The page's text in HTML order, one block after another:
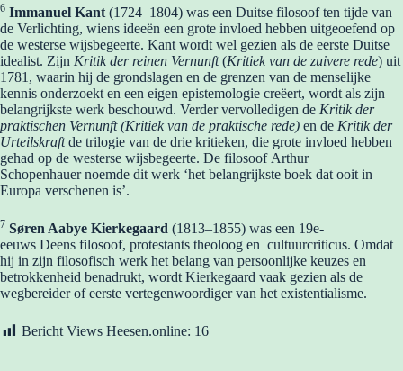
6 Immanuel Kant (1724–1804) was een Duitse filosoof ten tijde van
de Verlichting, wiens ideeën een grote invloed hebben uitgeoefend op
de westerse wijsbegeerte. Kant wordt wel gezien als de eerste Duitse
idealist. Zijn Kritik der reinen Vernunft(Kritiek van de zuivere rede) uit
1781, waarin hij de grondslagen en de grenzen van de menselijke
kennis onderzoekt en een eigen epistemologie creëert, wordt als zijn
belangrijkste werk beschouwd. Verder vervolledigen de Kritik der
praktischen Vernunft (Kritiek van de praktische rede) en de Kritik der
Urteilskraftde trilogie van de drie kritieken, die grote invloed hebben
gehad op de westerse wijsbegeerte. De filosoof Arthur
Schopenhauer noemde dit werk ‘het belangrijkste boek dat ooit in
Europa verschenen is’.
7 Søren Aabye Kierkegaard (1813–1855) was een 19e-
eeuws Deens filosoof, protestants theoloog en cultuurcriticus. Omdat
hij in zijn filosofisch werk het belang van persoonlijke keuzes en
betrokkenheid benadrukt, wordt Kierkegaard vaak gezien als de
wegbereider of eerste vertegenwoordiger van het existentialisme.
Bericht Views Heesen.online: 16